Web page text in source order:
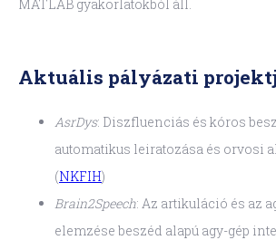
MATLAB gyakorlatokból áll.
Aktuális pályázati
AsrDys: Diszfluenciás és kóros
automatikus leiratozása és orvosi
(NKFIH)
Brain2Speech: Az artikuláció és az
elemzése beszéd alapú agy-gép